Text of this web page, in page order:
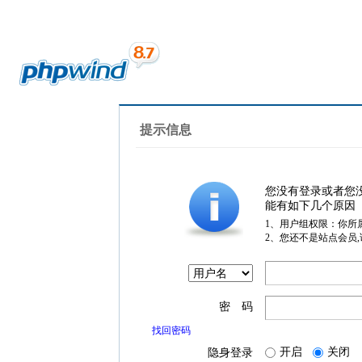
提示信息
您没有登录或者您
能有如下几个原因
1、用户组权限：你所
2、您还不是站点会员
密 码
找回密码
隐身登录 开启 关闭